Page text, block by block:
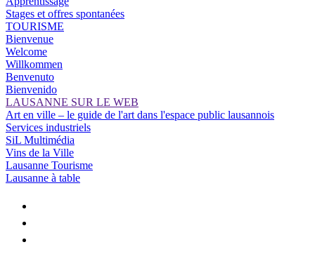
Stages et offres spontanées
TOURISME
Bienvenue
Welcome
Willkommen
Benvenuto
Bienvenido
LAUSANNE SUR LE WEB
Art en ville – le guide de l'art dans l'espace public lausannois
Services industriels
SiL Multimédia
Vins de la Ville
Lausanne Tourisme
Lausanne à table